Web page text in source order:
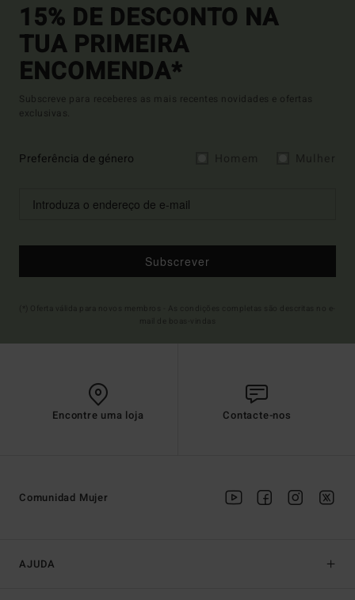
15% DE DESCONTO NA
TUA PRIMEIRA
ENCOMENDA*
Subscreve para receberes as mais recentes novidades e ofertas
exclusivas.
Preferência de género
Subscrever
Encontre uma loja Contacte-nos
AJUDA
Comunidad Mujer